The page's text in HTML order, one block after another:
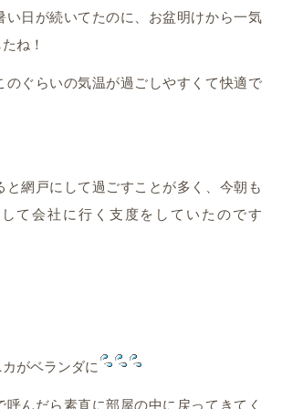
い日が続いてたのに、お盆明けから一気
ね！
のぐらいの気温が過ごしやすくて快適で
と網戸にして過ごすことが多く、今朝も
て会社に行く支度をしていたのです
がベランダに
呼んだら素直に部屋の中に戻ってきてく